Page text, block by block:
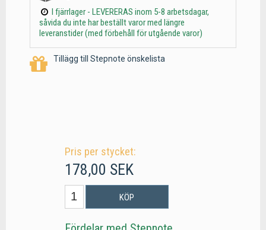
I fjärrlager - LEVERERAS inom 5-8 arbetsdagar,
såvida du inte har beställt varor med längre
leveranstider (med förbehåll för utgående varor)
Tillägg till Stepnote önskelista
Pris per stycket:
178,00 SEK
KÖP